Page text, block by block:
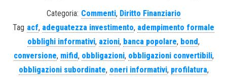
Categoria: Commenti, Diritto Finanziario
Tag acf, adeguatezza investimento, adempimento formale
obblighi informativi, azioni, banca popolare, bond,
conversione, mifid, obbligazioni, obbligazioni convertibili,
obbligazioni subordinate, oneri informativi, profilatura,